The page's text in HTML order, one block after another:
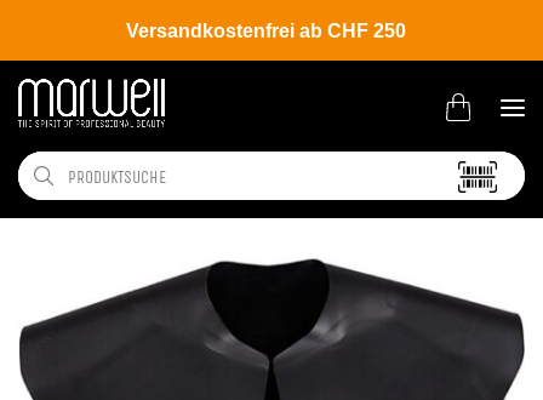
Versandkostenfrei ab CHF 250
Shop Brands Olivia Garden